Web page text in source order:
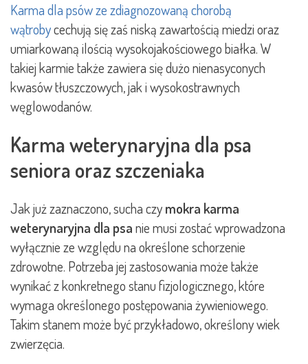
Karma dla psów ze zdiagnozowaną chorobą
wątrobycechują się zaś niską zawartością miedzi oraz
umiarkowaną ilością wysokojakościowego białka. W
takiej karmie także zawiera się dużo nienasyconych
kwasów tłuszczowych, jak i wysokostrawnych
węglowodanów.
Karma weterynaryjna dla psa
seniora oraz szczeniaka
Jak już zaznaczono, sucha czymokra karma
weterynaryjna dla psanie musi zostać wprowadzona
wyłącznie ze względu na określone schorzenie
zdrowotne. Potrzeba jej zastosowania może także
wynikać z konkretnego stanu fizjologicznego, które
wymaga określonego postępowania żywieniowego.
Takim stanem może być przykładowo, określony wiek
zwierzęcia.